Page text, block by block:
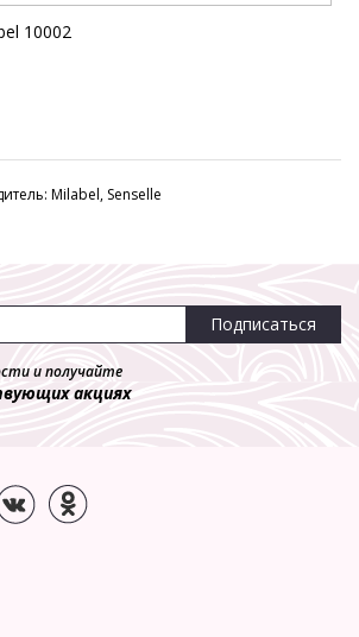
10002
Milabel, Senselle
Подписаться
и получайте
акциях